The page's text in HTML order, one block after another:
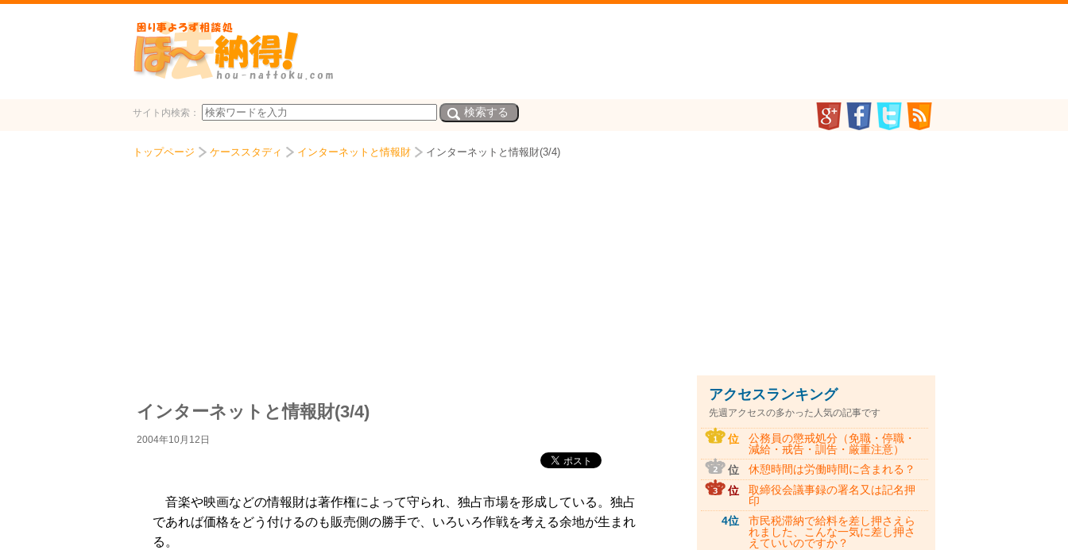
サイト内検索：
トップページ ケーススタディ インターネットと情報財 インターネットと情報財(3/4)
インターネットと情報財(3/4)
2004年10月12日
音楽や映画などの情報財は著作権によって守られ、独占市場を形成している。独占
であれば価格をどう付けるのも販売側の勝手で、いろいろ作戦を考える余地が生まれ
る。
アクセスランキング
先週アクセスの多かった人気の記事です
位
公務員の懲戒処分（免職・停職・
減給・戒告・訓告・厳重注意）
位
休憩時間は労働時間に含まれる？
位
取締役会議事録の署名又は記名押
印
4位
市民税滞納で給料を差し押さえら
れました、こんな一気に差し押さ
えていいのですか？